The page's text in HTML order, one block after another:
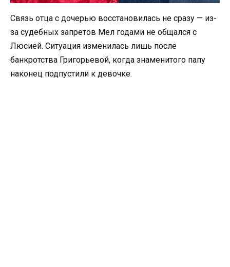
Связь отца с дочерью восстановилась не сразу — из-
за судебных запретов Мел годами не общался с
Люсией. Ситуация изменилась лишь после
банкротства Григорьевой, когда знаменитого папу
наконец подпустили к девочке.